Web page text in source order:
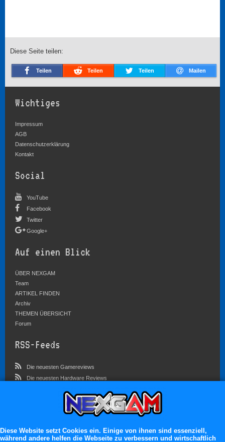
Diese Seite teilen:
Teilen Teilen Teilen Mailen
Wichtiges
Impressum
AGB
Datenschutzerklärung
Kontakt
Social
YouTube
Facebook
Twitter
Google+
Auf einen Blick
ÜBER NEXGAM
Team
ARTIKEL FINDEN
Archiv
THEMEN ÜBERSICHT
Forum
RSS-Feeds
Die neuesten Gamereviews
Die neuesten Hardware Reviews
Im Forum sind zur Zeit 3757 Benutzer online
Diese Website setzt Cookies ein. Einige von ihnen sind essenziell,
während andere helfen die Webseite zu verbessern und wirtschaftlich